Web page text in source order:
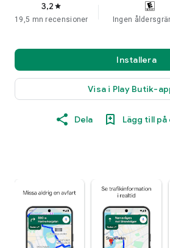
3,2 star
19,5 mn recensioner Ingen
Installera
Visa i Play Butik-
Dela Lägg till